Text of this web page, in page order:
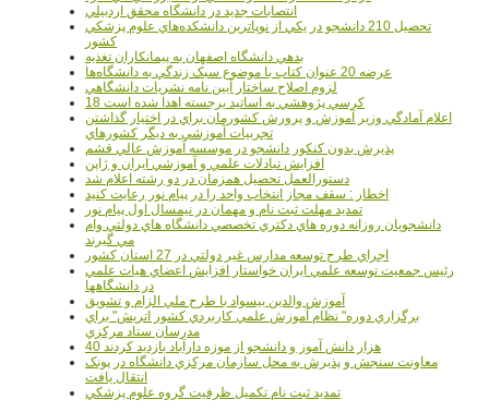
انتصابات جديد در دانشگاه محقق اردبيلي
تحصيل 210 دانشجو در يکي از نوپاترين دانشکده‌هاي علوم پزشکي
کشور
بدهي دانشگاه اصفهان به پيمانکاران تغذيه
عرضه 20 عنوان کتاب با موضوع سبک زندگي به دانشگاه‌ها
لزوم اصلاح ساختار آيين نامه نشريات دانشگاهي
18 کرسي پژوهشي به اساتيد برجسته اهدا شده است
اعلام آمادگي وزير آموزش و پرورش کشورمان براي در اختيار گذاشتن
تجربيات آموزشي به ديگر کشورهاي
پذيرش بدون کنکور دانشجو در موسسه آموزش عالي قشم
افزايش تبادلات علمي و آموزشي ايران و ژاپن
دستورالعمل تحصیل همزمان در دو رشته اعلام شد
اخطار : سقف مجاز انتخاب واحد را در پیام نور رعایت کنید
تمدید مهلت ثبت نام و مهمان در نیمسال اول پیام نور
دانشجويان روزانه دوره هاي دكتري تخصصي دانشگاه هاي دولتي وام
مي گيرند
اجراي طرح توسعه مدارس غير دولتي در 27 استان کشور
رئيس جمعيت توسعه علمي ايران خواستار افزايش اعضاي هيات علمي
در دانشگاهها
آموزش والدين بيسواد با طرح ملي الزام و تشويق
برگزاري دوره" نظام آموزش علمي كاربردي كشور اتريش" براي
مدرسان ستاد مرکزي
40 هزار دانش آموز و دانشجو از موزه دارآباد بازديد کردند
معاونت سنجش و پذيرش به محل سازمان مرکزي دانشگاه در پونک
انتقال يافت
تمديد ثبت نام تکميل ظرفيت گروه علوم پزشکي